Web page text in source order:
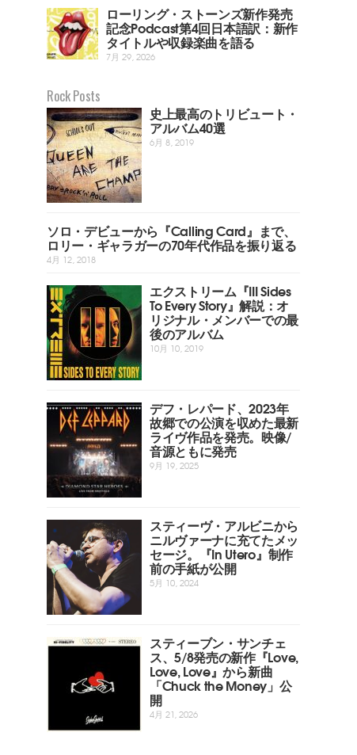
ローリング・ストーンズ新作発売
記念Podcast第4回日本語訳：新作
タイトルや収録楽曲を語る
7月 29, 2026
Rock Posts
史上最高のトリビュート・
アルバム40選
6月 8, 2019
ソロ・デビューから『Calling Card』まで、
ロリー・ギャラガーの70年代作品を振り返る
4月 12, 2018
エクストリーム『III Sides
To Every Story』解説：オ
リジナル・メンバーでの最
後のアルバム
10月 10, 2019
デフ・レパード、2023年
故郷での公演を収めた最新
ライヴ作品を発売。映像/
音源ともに発売
9月 19, 2025
スティーヴ・アルビニから
ニルヴァーナに充てたメッ
セージ。『In Utero』制作
前の手紙が公開
5月 10, 2024
スティーブン・サンチェ
ス、5/8発売の新作『Love,
Love, Love』から新曲
「Chuck the Money」公
開
4月 21, 2026